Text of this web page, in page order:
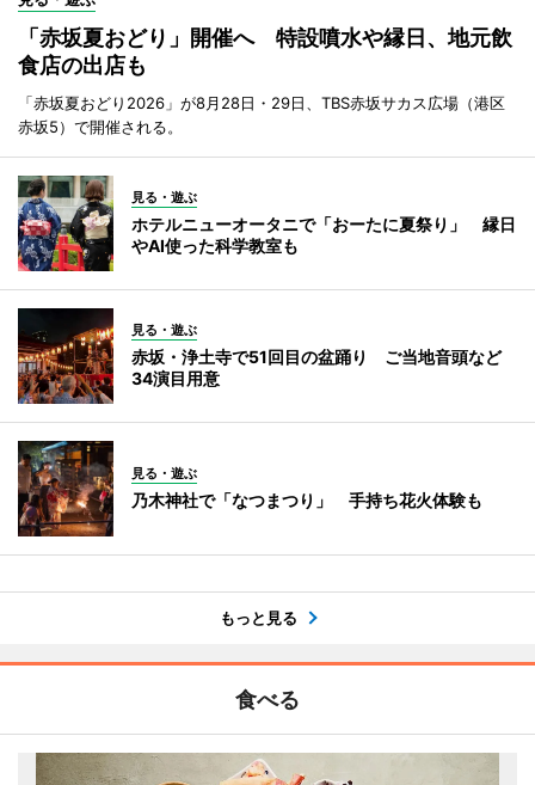
「赤坂夏おどり」開催へ 特設噴水や縁日、地元飲
食店の出店も
「赤坂夏おどり2026」が8月28日・29日、TBS赤坂サカス広場（港区
赤坂5）で開催される。
見る・遊ぶ
ホテルニューオータニで「おーたに夏祭り」 縁日
やAI使った科学教室も
見る・遊ぶ
赤坂・浄土寺で51回目の盆踊り ご当地音頭など
34演目用意
見る・遊ぶ
乃木神社で「なつまつり」 手持ち花火体験も
もっと見る
食べる